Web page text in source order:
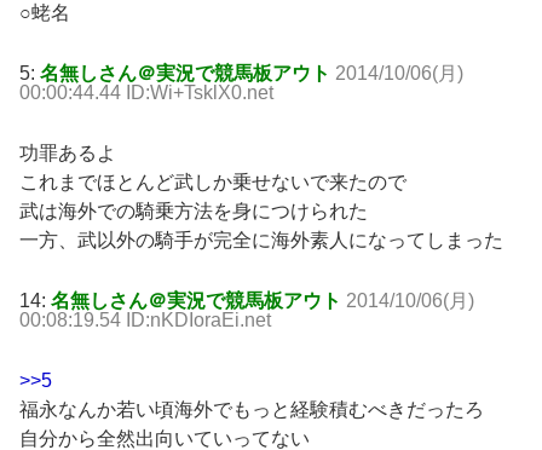
○蛯名
5: 名無しさん＠実況で競馬板アウト 2014/10/06(月)
00:00:44.44 ID:Wi+TsklX0.net
功罪あるよ
これまでほとんど武しか乗せないで来たので
武は海外での騎乗方法を身につけられた
一方、武以外の騎手が完全に海外素人になってしまった
14: 名無しさん＠実況で競馬板アウト 2014/10/06(月)
00:08:19.54 ID:nKDIoraEi.net
>>5
福永なんか若い頃海外でもっと経験積むべきだったろ
自分から全然出向いていってない